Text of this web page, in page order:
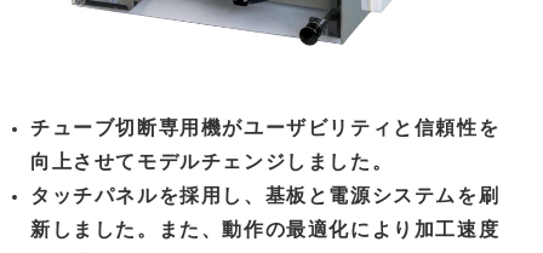
チューブ切断専用機がユーザビリティと信頼性を
向上させてモデルチェンジしました。
タッチパネルを採用し、基板と電源システムを刷
新しました。また、動作の最適化により加工速度